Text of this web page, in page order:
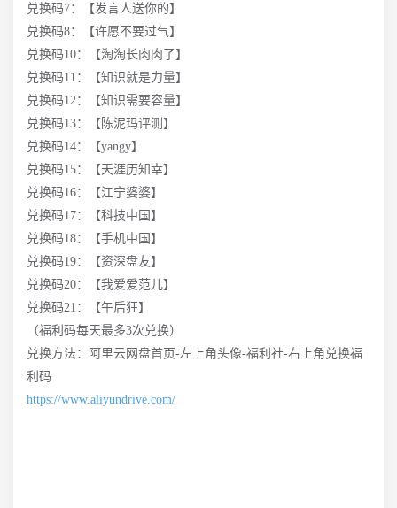
兑换码7：【发言人送你的】
兑换码8：【许愿不要过气】
兑换码10：【淘淘长肉肉了】
兑换码11：【知识就是力量】
兑换码12：【知识需要容量】
兑换码13：【陈泥玛评测】
兑换码14：【yangy】
兑换码15：【天涯历知幸】
兑换码16：【江宁婆婆】
兑换码17：【科技中国】
兑换码18：【手机中国】
兑换码19：【资深盘友】
兑换码20：【我爱爱范儿】
兑换码21：【午后狂】
（福利码每天最多3次兑换）
兑换方法：阿里云网盘首页-左上角头像-福利社-右上角兑换福
利码
https://www.aliyundrive.com/